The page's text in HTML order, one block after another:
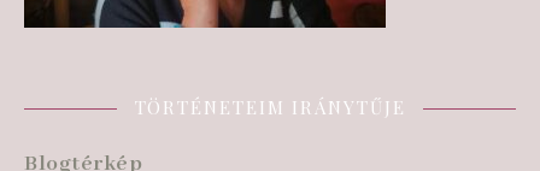
TÖRTÉNETEIM IRÁNYTŰJE
Blogtérkép